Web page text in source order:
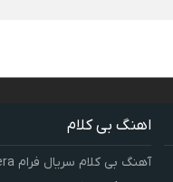
اهنگ بی کلام